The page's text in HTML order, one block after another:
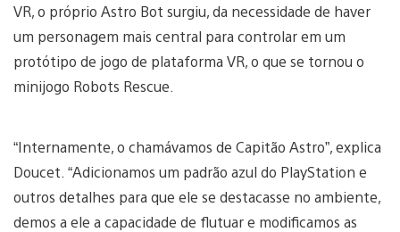
VR, o próprio Astro Bot surgiu, da necessidade de haver
um personagem mais central para controlar em um
protótipo de jogo de plataforma VR, o que se tornou o
minijogo Robots Rescue.
“Internamente, o chamávamos de Capitão Astro”, explica
Doucet. “Adicionamos um padrão azul do PlayStation e
outros detalhes para que ele se destacasse no ambiente,
demos a ele a capacidade de flutuar e modificamos as